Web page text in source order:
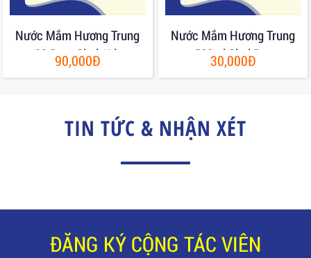
Nước Mắm Hương Trung
30 Đạm Chai 1Lit
90,000Đ
Nước Mắm Hương Trung
500ml Chai Pet
30,000Đ
TIN TỨC & NHẬN XÉT
ĐĂNG KÝ CỘNG TÁC VIÊN